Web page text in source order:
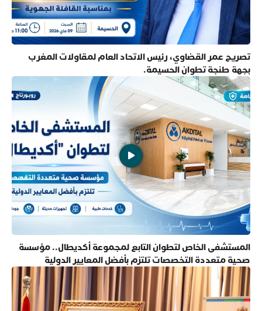
تصريح عمر القضاوي، رئيس الاتحاد العام لمقاولات المغرب
بجهة طنجة تطوان الحسيمة.
المستشفى الخاص لتطوان التابع لمجموعة أكديطال.. مؤسسة
صحية متعددة التخصصات تلتزم بأفضل المعايير الدولية